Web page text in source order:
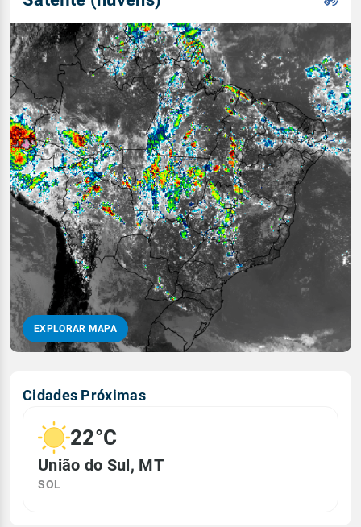
EXPLORAR MAPA
Cidades Próximas
22°C
União do Sul, MT
SOL